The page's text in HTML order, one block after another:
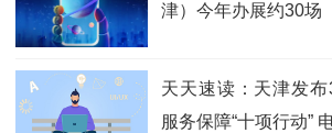
津）今年办展约30场
天天速读：天津发布
服务保障“十项行动”